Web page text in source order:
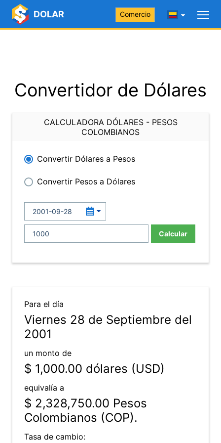
DOLAR Comercio
Convertidor de Dólares
CALCULADORA DÓLARES - PESOS
COLOMBIANOS
Convertir Dólares a Pesos
Convertir Pesos a Dólares
Calcular
Para el día
Viernes 28 de Septiembre del
2001
un monto de
$ 1,000.00 dólares (USD)
equivalía a
$ 2,328,750.00 Pesos
Colombianos (COP).
Tasa de cambio: